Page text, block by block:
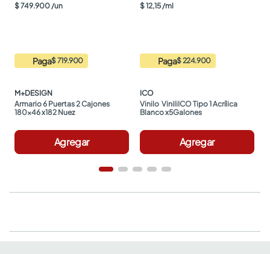
$749.900 /un
Paga$ 719.900
M+DESIGN
Armario 6 Puertas 2 Cajones
180x46 x182 Nuez
Agregar
$12,15 /ml
Paga$ 224.900
ICO
Vinilo  ViniliICO Tipo 1 Acrílica
Blanco x5Galones
Agregar